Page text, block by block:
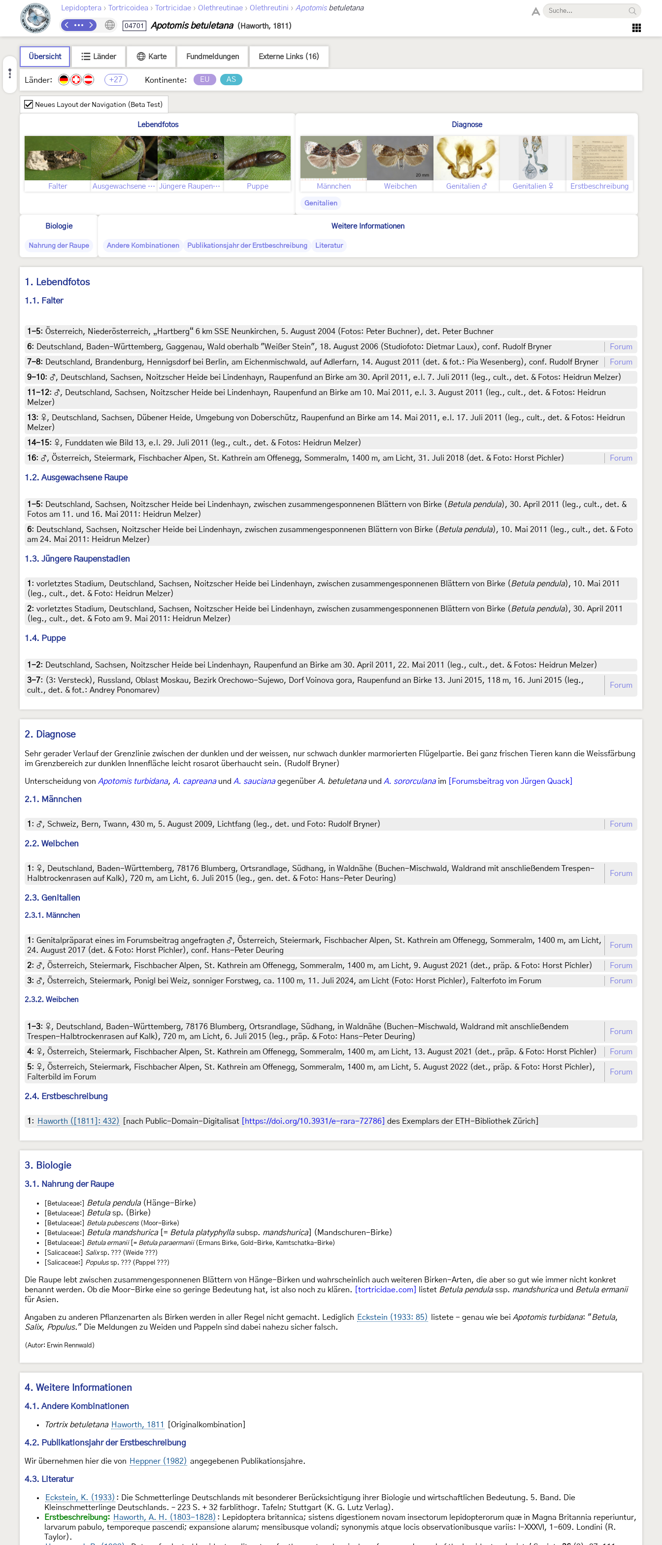
Lepidoptera › Tortricoidea › Tortricidae › Olethreutinae › Olethreutini › Apotomisbetuletana
04701 Apotomis betuletana (Haworth, 1811)
Übersicht Länder Karte Fundmeldungen Externe Links (16)
Länder: +27 Kontinente: EU AS
Neues Layout der Navigation (Beta Test)
Lebendfotos
Falter Ausgewachsene Raupe Jüngere Raupenstadien Puppe
Diagnose
Männchen Weibchen Genitalien ♂ Genitalien ♀ Erstbeschreibung
Genitalien
Biologie
Nahrung der Raupe
Weitere Informationen
Andere Kombinationen Publikationsjahr der Erstbeschreibung Literatur
1. Lebendfotos
1.1. Falter
1-5: Österreich, Niederösterreich, „Hartberg“ 6 km SSE Neunkirchen, 5. August 2004 (Fotos: Peter Buchner), det. Peter Buchner
6: Deutschland, Baden-Württemberg, Gaggenau, Wald oberhalb "Weißer Stein", 18. August 2006 (Studiofoto: Dietmar Laux), conf. Rudolf Bryner
Forum
7-8: Deutschland, Brandenburg, Hennigsdorf bei Berlin, am Eichenmischwald, auf Adlerfarn, 14. August 2011 (det. & fot.: Pia Wesenberg), conf. Rudolf Bryner
Forum
9-10: ♂, Deutschland, Sachsen, Noitzscher Heide bei Lindenhayn, Raupenfund an Birke am 30. April 2011, e.l. 7. Juli 2011 (leg., cult., det. & Fotos: Heidrun Melzer)
11-12: ♂, Deutschland, Sachsen, Noitzscher Heide bei Lindenhayn, Raupenfund an Birke am 10. Mai 2011, e.l. 3. August 2011 (leg., cult., det. & Fotos: Heidrun
Melzer)
13: ♀, Deutschland, Sachsen, Dübener Heide, Umgebung von Doberschütz, Raupenfund an Birke am 14. Mai 2011, e.l. 17. Juli 2011 (leg., cult., det. & Fotos: Heidrun
Melzer)
14-15: ♀, Funddaten wie Bild 13, e.l. 29. Juli 2011 (leg., cult., det. & Fotos: Heidrun Melzer)
16: ♂, Österreich, Steiermark, Fischbacher Alpen, St. Kathrein am Offenegg, Sommeralm, 1400 m, am Licht, 31. Juli 2018 (det. & Foto: Horst Pichler) Forum
1.2. Ausgewachsene Raupe
1-5: Deutschland, Sachsen, Noitzscher Heide bei Lindenhayn, zwischen zusammengesponnenen Blättern von Birke ( Betula pendula), 30. April 2011 (leg., cult., det. &
Fotos am 11. und 16. Mai 2011: Heidrun Melzer)
6: Deutschland, Sachsen, Noitzscher Heide bei Lindenhayn, zwischen zusammengesponnenen Blättern von Birke ( Betula pendula), 10. Mai 2011 (leg., cult., det. & Foto
am 24. Mai 2011: Heidrun Melzer)
1.3. Jüngere Raupenstadien
1 : vorletztes Stadium, Deutschland, Sachsen, Noitzscher Heide bei Lindenhayn, zwischen zusammengesponnenen Blättern von Birke (Betula pendula), 10. Mai 2011
(leg., cult., det. & Foto: Heidrun Melzer)
2: vorletztes Stadium, Deutschland, Sachsen, Noitzscher Heide bei Lindenhayn, zwischen zusammengesponnenen Blättern von Birke (Betula pendula), 30. April 2011
(leg., cult., det. & Foto am 9. Mai 2011: Heidrun Melzer)
1.4. Puppe
1-2: Deutschland, Sachsen, Noitzscher Heide bei Lindenhayn, Raupenfund an Birke am 30. April 2011, 22. Mai 2011 (leg., cult., det. & Fotos: Heidrun Melzer)
3-7: (3: Versteck), Russland, Oblast Moskau, Bezirk Orechowo-Sujewo, Dorf Voinova gora, Raupenfund an Birke 13. Juni 2015, 118 m, 16. Juni 2015 (leg.,
cult., det. & fot.: Andrey Ponomarev)
Forum
2. Diagnose
Sehr gerader Verlauf der Grenzlinie zwischen der dunklen und der weissen, nur schwach dunkler marmorierten Flügelpartie. Bei ganz frischen Tieren kann die Weissfärbung
im Grenzbereich zur dunklen Innenfläche leicht rosarot überhaucht sein. (Rudolf Bryner)
Unterscheidung von Apotomis turbidana, A. capreanaund A. saucianagegenüber A. betuletanaund A. sororculanaim [Forumsbeitrag von Jürgen Quack]
2.1. Männchen
1 : ♂, Schweiz, Bern, Twann, 430 m, 5. August 2009, Lichtfang (leg., det. und Foto: Rudolf Bryner) Forum
2.2. Weibchen
1 : ♀, Deutschland, Baden-Württemberg, 78176 Blumberg, Ortsrandlage, Südhang, in Waldnähe (Buchen-Mischwald, Waldrand mit anschließendem Trespen-
Halbtrockenrasen auf Kalk), 720 m, am Licht, 6. Juli 2015 (leg., gen. det. & Foto: Hans-Peter Deuring)
Forum
2.3. Genitalien
2.3.1. Männchen
1 : Genitalpräparat eines im Forumsbeitrag angefragten ♂, Österreich, Steiermark, Fischbacher Alpen, St. Kathrein am Offenegg, Sommeralm, 1400 m, am Licht,
24. August 2017 (det. & Foto: Horst Pichler), conf. Hans-Peter Deuring
Forum
2: ♂, Österreich, Steiermark, Fischbacher Alpen, St. Kathrein am Offenegg, Sommeralm, 1400 m, am Licht, 9. August 2021 (det., präp. & Foto: Horst Pichler)
Forum
3: ♂, Österreich, Steiermark, Ponigl bei Weiz, sonniger Forstweg, ca. 1100 m, 11. Juli 2024, am Licht (Foto: Horst Pichler), Falterfoto im Forum Forum
2.3.2. Weibchen
1-3: ♀, Deutschland, Baden-Württemberg, 78176 Blumberg, Ortsrandlage, Südhang, in Waldnähe (Buchen-Mischwald, Waldrand mit anschließendem
Trespen-Halbtrockenrasen auf Kalk), 720 m, am Licht, 6. Juli 2015 (leg., präp. & Foto: Hans-Peter Deuring)
Forum
4: ♀, Österreich, Steiermark, Fischbacher Alpen, St. Kathrein am Offenegg, Sommeralm, 1400 m, am Licht, 13. August 2021 (det., präp. & Foto: Horst Pichler)
Forum
5: ♀, Österreich, Steiermark, Fischbacher Alpen, St. Kathrein am Offenegg, Sommeralm, 1400 m, am Licht, 5. August 2022 (det., präp. & Foto: Horst Pichler),
Falterbild im Forum
Forum
2.4. Erstbeschreibung
1 : Haworth ([1811]: 432) [nach Public-Domain-Digitalisat [https://doi.org/10.3931/e-rara-72786] des Exemplars der ETH-Bibliothek Zürich]
3. Biologie
3.1. Nahrung der Raupe
[Betulaceae:] Betula pendula(Hänge-Birke)
[Betulaceae:] Betulasp. (Birke)
[Betulaceae:] Betula pubescens(Moor-Birke)
[Betulaceae:]
Betula mandshurica[= Betula platyphyllasubsp. mandshurica] (Mandschuren-Birke)
[Betulaceae:] Betula ermanii[= Betula paraermanii(Ermans Birke, Gold-Birke, Kamtschatka-Birke)
[Salicaceae:]
Salixsp. ??? (Weide ???)
[Salicaceae:]
Populussp. ??? (Pappel ???)
Die Raupe lebt zwischen zusammengesponnenen Blättern von Hänge-Birken und wahrscheinlich auch weiteren Birken-Arten, die aber so gut wie immer nicht konkret
benannt werden. Ob die Moor-Birke eine so geringe Bedeutung hat, ist also noch zu klären.
[tortricidae.com] listet Betula pendulassp. mandshuricaund Betula ermanii
für Asien.
Angaben zu anderen Pflanzenarten als Birken werden in aller Regel nicht gemacht. Lediglich Eckstein (1933: 85) listete - genau wie bei Apotomis turbidana: "Betula,
Salix, Populus." Die Meldungen zu Weiden und Pappeln sind dabei nahezu sicher falsch.
(Autor: Erwin Rennwald)
4. Weitere Informationen
4.1. Andere Kombinationen
Tortrix betuletana Haworth, 1811 [Originalkombination]
4.2. Publikationsjahr der Erstbeschreibung
Wir übernehmen hier die von Heppner (1982) angegebenen Publikationsjahre.
4.3. Literatur
Eckstein, K. (1933) : Die Schmetterlinge Deutschlands mit besonderer Berücksichtigung ihrer Biologie und wirtschaftlichen Bedeutung. 5. Band. Die
Kleinschmetterlinge Deutschlands. – 223 S. + 32 farblithogr. Tafeln; Stuttgart (K. G. Lutz Verlag).
Erstbeschreibung: Haworth, A. H. (1803-1828) : Lepidoptera britannica; sistens digestionem novam insectorum lepidopterorum quæ in Magna Britannia reperiuntur,
larvarum pabulo, temporeque pascendi; expansione alarum; mensibusque volandi; synonymis atque locis observationibusque variis: I-XXXVI, 1-609. Londini (R.
Taylor).